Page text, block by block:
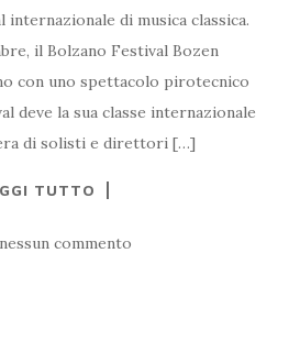
di musica classica.
il Bolzano Festival Bozen
con uno spettacolo pirotecnico
deve la sua classe internazionale
di solisti e direttori […]
TUTTO
commento